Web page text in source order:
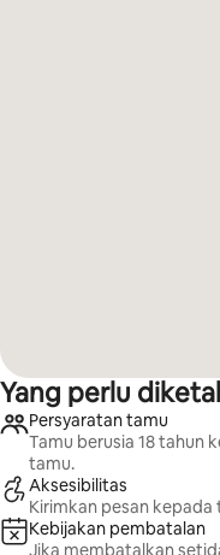
Yang perlu
Persyaratan tamu
Tamu berusia 18 tahun
tamu.
Aksesibilitas
Kirimkan pesan
Kebijakan pembatalan
Jika membatalkan